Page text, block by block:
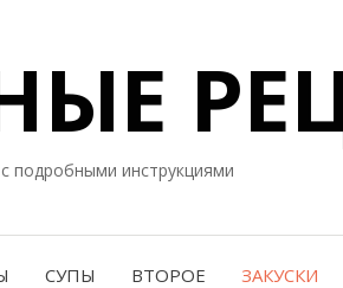
подробными инструкциями
СУПЫ ВТОРОЕ ЗАКУСКИ